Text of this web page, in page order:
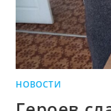
НОВОСТИ